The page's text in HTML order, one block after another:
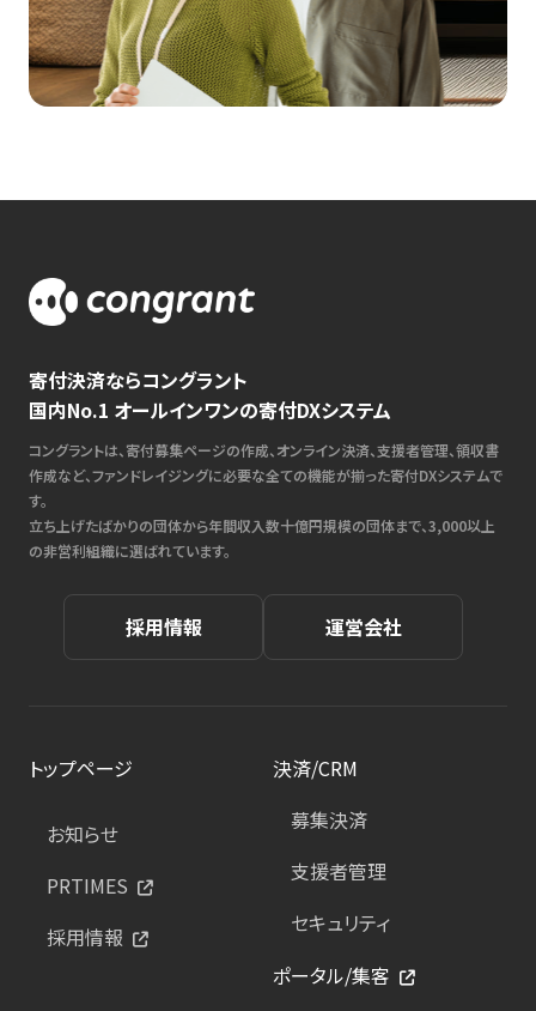
寄付決済ならコングラント
国内No.1 オールインワンの寄付DXシステム
コングラントは、寄付募集ページの作成、オンライン決済、支援者管理、領収書
作成など、ファンドレイジングに必要な全ての機能が揃った寄付DXシステムで
す。
立ち上げたばかりの団体から年間収入数十億円規模の団体まで、3,000以上
の非営利組織に選ばれています。
採用情報 運営会社
トップページ
お知らせ
PRTIMES
採用情報
決済/CRM
募集決済
支援者管理
セキュリティ
ポータル/集客